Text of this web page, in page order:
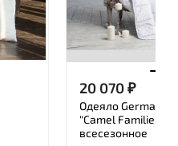
20 070₽
Одеяло German
"Camel Familie
всесезонное